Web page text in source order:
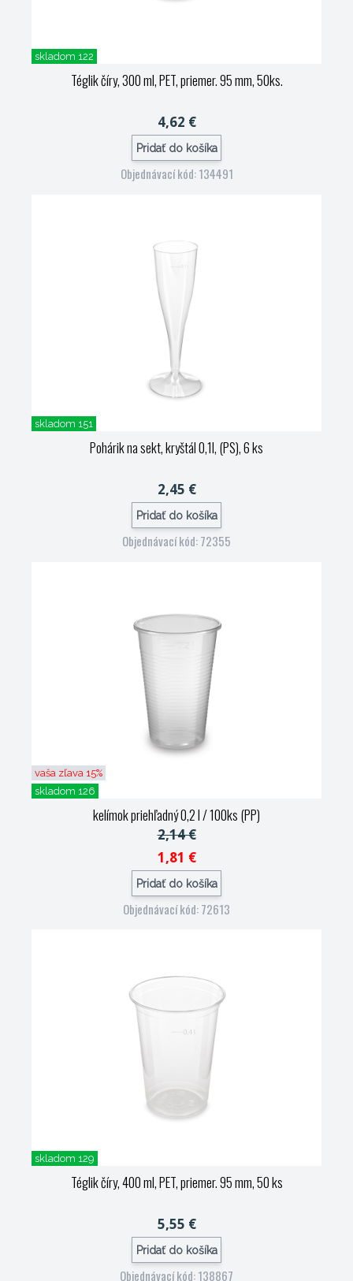
skladom 122
Téglik číry, 300 ml, PET, priemer. 95 mm, 50ks.
4,62 €
Pridať do košíka
Objednávací kód: 134491
skladom 151
Pohárik na sekt, kryštál 0,1l, (PS), 6 ks
2,45 €
Pridať do košíka
Objednávací kód: 72355
vaša zľava 15%
skladom 126
kelímok priehľadný 0,2 l / 100ks (PP)
2,14 €
1,81 €
Pridať do košíka
Objednávací kód: 72613
skladom 129
Téglik číry, 400 ml, PET, priemer. 95 mm, 50 ks
5,55 €
Pridať do košíka
Objednávací kód: 138867